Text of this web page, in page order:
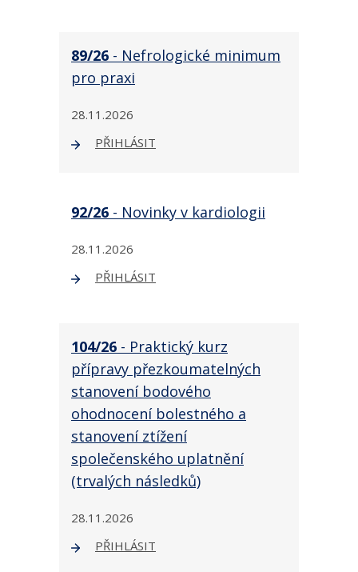
89/26 - Nefrologické minimum
pro praxi
28.11.2026
PŘIHLÁSIT
92/26 - Novinky v kardiologii
28.11.2026
PŘIHLÁSIT
104/26 - Praktický kurz
přípravy přezkoumatelných
stanovení bodového
ohodnocení bolestného a
stanovení ztížení
společenského uplatnění
(trvalých následků)
28.11.2026
PŘIHLÁSIT